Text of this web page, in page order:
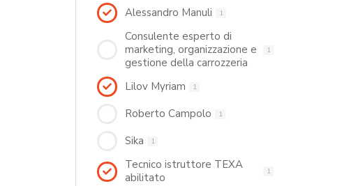
Alessandro Manuli 1
Consulente esperto di
marketing, organizzazione e
gestione della carrozzeria
1
Lilov Myriam 1
Roberto Campolo 1
Sika 1
Tecnico istruttore TEXA
abilitato
1